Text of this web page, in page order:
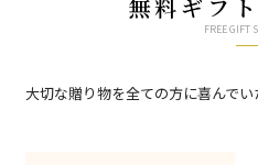
無料ギフ
FREE GIFT
大切な贈り物を全ての方に喜んでい